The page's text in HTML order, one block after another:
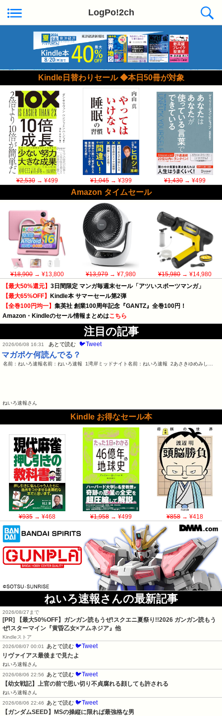
LogPo!2ch
Kindle日替わりセール ◆本日50冊が対象
¥2,530→ ¥499 ¥1,045→ ¥399 ¥1,430→ ¥499
Amazon タイムセール
¥18,900→ ¥13,800 ¥13,979→ ¥7,980 ¥15,980→ ¥14,980
【最大50%還元】 3日間限定 マンガ毎週末セール「アツいスポーツマンガ」
【最大65%OFF】 Kindle本 サマーセール第2弾
【全巻100円均一】 集英社 創業100周年記念『GANTZ』全巻100円！
Amazon・Kindleのセール情報まとめはこちら
注目の記事
2026/06/08 16:31 あとで読む 🐦Tweet
マガポケ何読んでる？
名前：ねいろ速報名前：ねいろ速報 1湾岸ミッドナイト名前：ねいろ速報 2あさきゆめみし…
ねいろ速報さん
Kindle お得なセール本
¥935→ ¥468 ¥1,958→ ¥499 ¥858→ ¥418
ねいろ速報さんの最新記事
2026/08/27まで
[PR]
【最大50%OFF】ガンガン読もうぜ!スクエニ夏祭り!!2026 ガンガン読もう
ぜ!スターマイン『黄昏乙女×アムネジア』他
Kindleストア
2026/08/07 00:01
あとで読む 🐦Tweet
リヴァイアス最後まで見たよ
ねいろ速報さん
2026/08/06 22:56
あとで読む 🐦Tweet
【幼女戦記】上官の前で思い切り不貞腐れる顔しても許される
ねいろ速報さん
2026/08/06 22:46
あとで読む 🐦Tweet
【ガンダムSEED】MSの操縦に限れば最強格な男